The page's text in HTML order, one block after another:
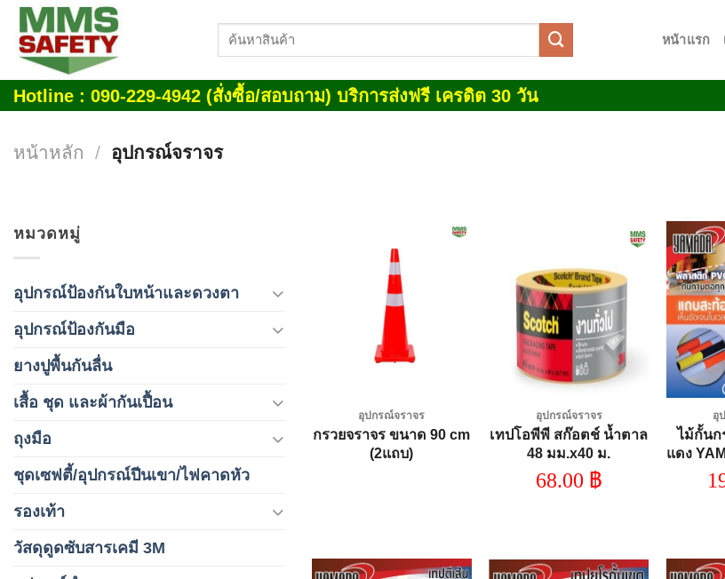
Skip
content
ค้นหา:
หน้าแรก
Hotline : 090-229-4942 (สั่งซื้อ/สอบถาม) บริการส่งฟรี เครดิต 30 วัน
หน้าหลัก / อุปกรณ์จราจร
หมวดหมู่
อุปกรณ์ป้องกันใบหน้าและดวงตา
อุปกรณ์ป้องกันมือ
ยางปูพื้นกันลื่น
เสื้อ ชุด และผ้ากันเปื้อน
ถุงมือ
ชุดเซฟตี้/อุปกรณ์ปีนเขา/ไฟคาดหัว
รองเท้า
วัสดุดูดซับสารเคมี 3M
อุปกรณ์จราจร
กรวยจราจร ขนาด 90 cm
(2แถบ)
Add to
wishlist
อุปกรณ์จราจร
เทปโอพีพี สก๊อตช์ น้ำตาล
48 มม.x40 ม.
68.00 ฿
อุ
ไม้กั้นก
แดง
ได้ ผลิ
แข็งแร